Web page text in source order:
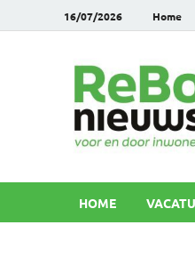
16/07/2026 Home
HOME